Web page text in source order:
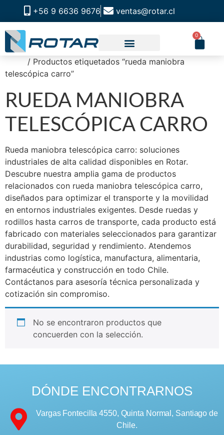
+56 9 6636 9676 ventas@rotar.cl
0
/ Productos etiquetados “rueda maniobra
telescópica carro”
RUEDA MANIOBRA
TELESCÓPICA CARRO
Rueda maniobra telescópica carro: soluciones
industriales de alta calidad disponibles en Rotar.
Descubre nuestra amplia gama de productos
relacionados con rueda maniobra telescópica carro,
diseñados para optimizar el transporte y la movilidad
en entornos industriales exigentes. Desde ruedas y
rodillos hasta carros de transporte, cada producto está
fabricado con materiales seleccionados para garantizar
durabilidad, seguridad y rendimiento. Atendemos
industrias como logística, manufactura, alimentaria,
farmacéutica y construcción en todo Chile.
Contáctanos para asesoría técnica personalizada y
cotización sin compromiso.
No se encontraron productos que
concuerden con la selección.
DÓNDE ENCONTRARNOS
Vargas Fontecilla 4550, Quinta Normal, Santiago de
Chile.